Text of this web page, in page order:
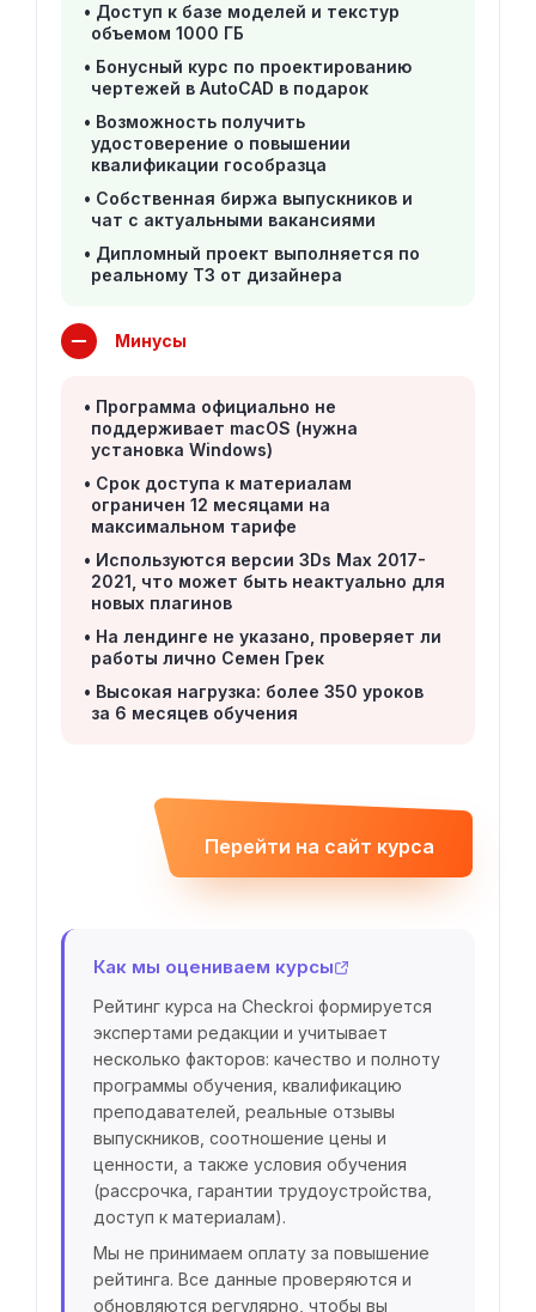
Доступ к базе моделей и текстур
объемом 1000 ГБ
Бонусный курс по проектированию
чертежей в AutoCAD в подарок
Возможность получить
удостоверение о повышении
квалификации гособразца
Собственная биржа выпускников и
чат с актуальными вакансиями
Дипломный проект выполняется по
реальному ТЗ от дизайнера
Минусы
Программа официально не
поддерживает macOS (нужна
установка Windows)
Срок доступа к материалам
ограничен 12 месяцами на
максимальном тарифе
Используются версии 3Ds Max 2017-
2021, что может быть неактуально для
новых плагинов
На лендинге не указано, проверяет ли
работы лично Семен Грек
Высокая нагрузка: более 350 уроков
за 6 месяцев обучения
Перейти на сайт курса
Как мы оцениваем курсы
Рейтинг курса на Checkroi формируется
экспертами редакции и учитывает
несколько факторов: качество и полноту
программы обучения, квалификацию
преподавателей, реальные отзывы
выпускников, соотношение цены и
ценности, а также условия обучения
(рассрочка, гарантии трудоустройства,
доступ к материалам).
Мы не принимаем оплату за повышение
рейтинга. Все данные проверяются и
обновляются регулярно, чтобы вы